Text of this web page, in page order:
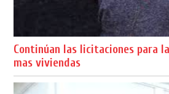
Continúan las licitaciones para
mas viviendas